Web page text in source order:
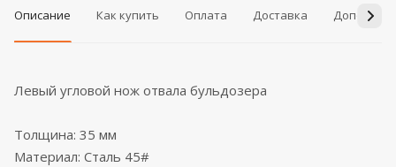
Описание Как купить Оплата Доставка
Левый угловой нож отвала бульдозера
Толщина: 35 мм
Материал: Сталь 45#